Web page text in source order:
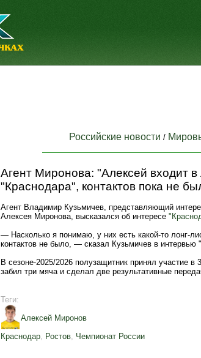
Российские новости /
Агент Миронова: "Алексей входит в
"Краснодара", контактов пока не
Агент Владимир Кузьмичев, представляющий
Алексея Миронова, высказался об интересе
— Насколько я понимаю, у них есть какой-то лонг-
контактов не было, — сказал Кузьмичев в интервью
В сезоне-2025/2026 полузащитник принял участие в
забил три мяча и сделал две результативные
Теги:
Алексей Миронов
Краснодар, Ростов, Чемпионат России